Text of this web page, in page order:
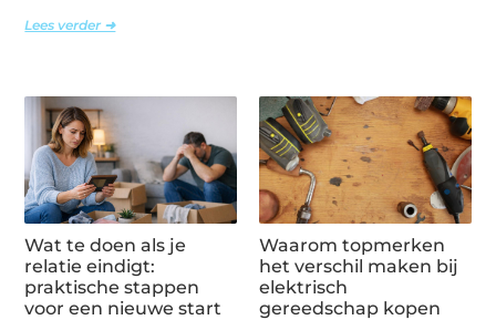
Lees verder ➜
Wat te doen als je
relatie eindigt:
praktische stappen
voor een nieuwe start
Waarom topmerken
het verschil maken bij
elektrisch
gereedschap kopen